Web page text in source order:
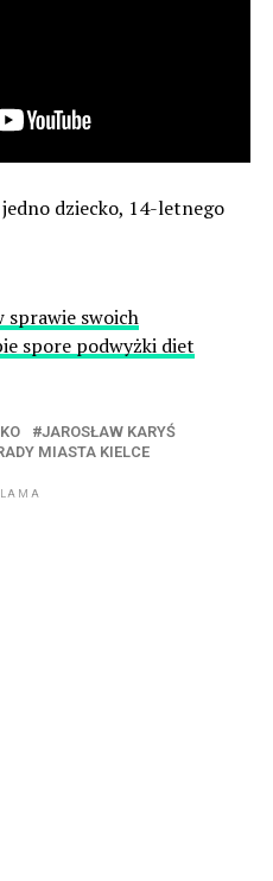
dziecko, 14-letnego
sprawie swoich
spore podwyżki diet
JAROSŁAW KARYŚ
MIASTA KIELCE